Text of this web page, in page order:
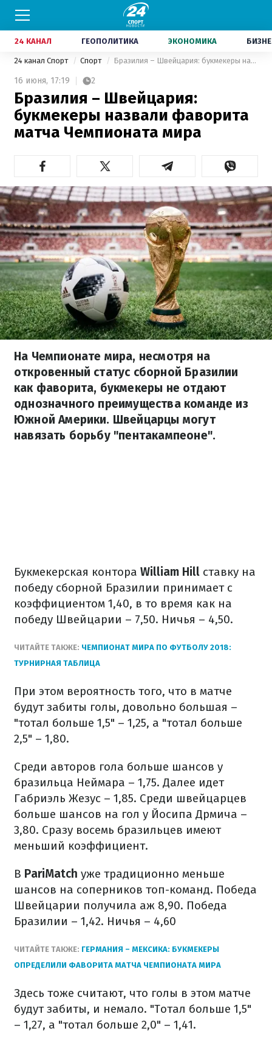
24 КАНАЛ ГЕОПОЛИТИКА ЭКОНОМИКА
24 канал Спорт Спорт Бразилия – Швейцария: букмекеры назвали фаворита матча Чемпионата мира
16 июня, 17:19 2
Бразилия – Швейцария:
букмекеры назвали фаворита
матча Чемпионата мира
На Чемпионате мира, несмотря на
откровенный статус сборной Бразилии
как фаворита, букмекеры не отдают
однозначного преимущества команде из
Южной Америки. Швейцарцы могут
навязать борьбу "пентакампеоне".
Букмекерская контора William Hill ставку на
победу сборной Бразилии принимает с
коэффициентом 1,40, в то время как на
победу Швейцарии – 7,50. Ничья – 4,50.
ЧИТАЙТЕ ТАКЖЕ: ЧЕМПИОНАТ МИРА ПО ФУТБОЛУ 2018:
ТУРНИРНАЯ ТАБЛИЦА
При этом вероятность того, что в матче
будут забиты голы, довольно большая –
"тотал больше 1,5" – 1,25, а "тотал больше
2,5" – 1,80.
Среди авторов гола больше шансов у
бразильца Неймара – 1,75. Далее идет
Габриэль Жезус – 1,85. Среди швейцарцев
больше шансов на гол у Йосипа Дрмича –
3,80. Сразу восемь бразильцев имеют
меньший коэффициент.
В PariMatch уже традиционно меньше
шансов на соперников топ-команд. Победа
Швейцарии получила аж 8,90. Победа
Бразилии – 1,42. Ничья – 4,60
ЧИТАЙТЕ ТАКЖЕ: ГЕРМАНИЯ – МЕКСИКА: БУКМЕКЕРЫ
ОПРЕДЕЛИЛИ ФАВОРИТА МАТЧА ЧЕМПИОНАТА МИРА
Здесь тоже считают, что голы в этом матче
будут забиты, и немало. "Тотал больше 1,5"
– 1,27, а "тотал больше 2,0" – 1,41.